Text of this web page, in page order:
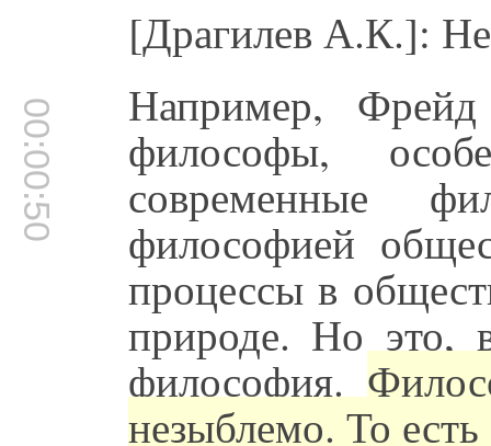
[Драгилев А.К.]:
00:00:50 Например,
философы,
современные
философией
процессы в
природе. Но это,
философия.
незыблемо. То